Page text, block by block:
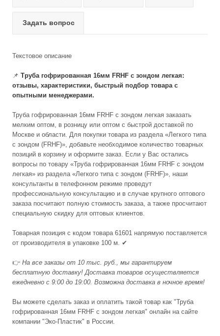
Задать вопрос
Текстовое описание
📌 Труба гофрированная 16мм FRHF с зондом легкая:
отзывы, характеристики, быстрый подбор товара с
опытными менеджерами.
Труба гофрированная 16мм FRHF с зондом легкая заказать
мелким оптом, в розницу или оптом с быстрой доставкой по
Москве и области. Для покупки товара из раздела «Легкого типа
с зондом (FRHF)», добавьте необходимое количество товарных
позиций в корзину и оформите заказ. Если у Вас остались
вопросы по товару «Труба гофрированная 16мм FRHF с зондом
легкая» из раздела «Легкого типа с зондом (FRHF)», наши
консультанты в телефонном режиме проведут
профессиональную консультацию и в случае крупного оптового
заказа посчитают полную стоимость заказа, а также просчитают
специальную скидку для оптовых клиентов.
Товарная позиция с кодом товара 61601 напрямую поставляется
от производителя в упаковке 100 м. ✔
👉 На все заказы от 10 тыс. руб., мы гарантируем
бесплатную доставку! Доставка товаров осуществляется
ежедневно с 9:00 до 19:00. Возможна доставка в ночное время!
Вы можете сделать заказ и оплатить такой товар как "Труба
гофрированная 16мм FRHF с зондом легкая" онлайн на сайте
компании "Эко-Пластик" в России.